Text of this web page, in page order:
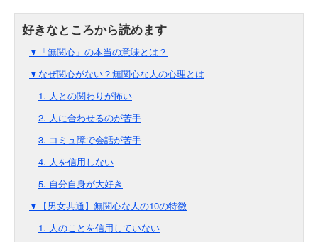
▼「無関心」の本当の意味とは？
▼なぜ関心がない？無関心な人の心理とは
1. 人との関わりが怖い
2. 人に合わせるのが苦手
3. コミュ障で会話が苦手
4. 人を信用しない
5. 自分自身が大好き
▼【男女共通】無関心な人の10の特徴
1. 人のことを信用していない